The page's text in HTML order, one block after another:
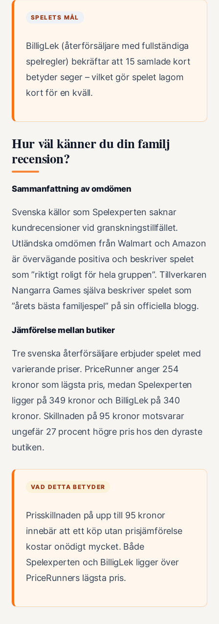
SPELETS MÅL
BilligLek (återförsäljare med fullständiga
spelregler) bekräftar att 15 samlade kort
betyder seger – vilket gör spelet lagom
kort för en kväll.
Hur väl känner du din familj
recension?
Sammanfattning av omdömen
Svenska källor som Spelexperten saknar
kundrecensioner vid granskningstillfället.
Utländska omdömen från Walmart och Amazon
är övervägande positiva och beskriver spelet
som ”riktigt roligt för hela gruppen”. Tillverkaren
Nangarra Games själva beskriver spelet som
”årets bästa familjespel” på sin officiella blogg.
Jämförelse mellan butiker
Tre svenska återförsäljare erbjuder spelet med
varierande priser. PriceRunner anger 254
kronor som lägsta pris, medan Spelexperten
ligger på 349 kronor och BilligLek på 340
kronor. Skillnaden på 95 kronor motsvarar
ungefär 27 procent högre pris hos den dyraste
butiken.
VAD DETTA BETYDER
Prisskillnaden på upp till 95 kronor
innebär att ett köp utan prisjämförelse
kostar onödigt mycket. Både
Spelexperten och BilligLek ligger över
PriceRunners lägsta pris.